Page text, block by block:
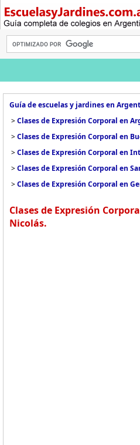
Guía de escuelas y jardines en
>Clases de Expresión Corporal en
>Clases de Expresión Corporal en
>Clases de Expresión Corporal en
>Clases de Expresión Corporal en
>Clases de Expresión Corporal en
Clases de Expresión
Nicolás.